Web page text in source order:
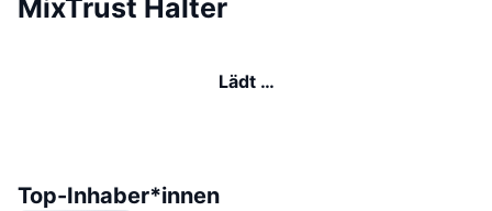
MixTrust Halter
Lädt …
Top-Inhaber*innen